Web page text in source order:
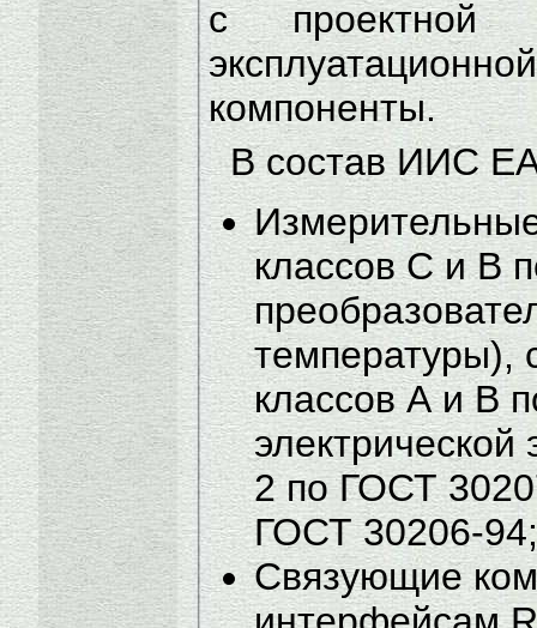
с проектной
компоненты.
В состав ИИС
классов С и В
температуры),
классов А и В
электрической
2 по ГОСТ
ГОСТ 30206-94;
Связующие